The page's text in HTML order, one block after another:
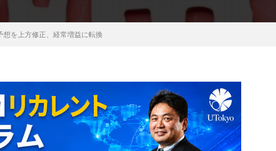
想を上方修正、経常増益に転換